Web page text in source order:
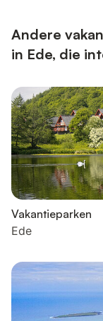
Andere
in Ede, die
Vakantieparken
Ede